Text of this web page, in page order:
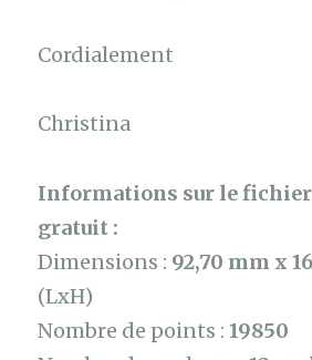
Cordialement
Christina
Informations sur le fichier
gratuit :
Dimensions : 92,70 mm x
(LxH)
Nombre de points :19850